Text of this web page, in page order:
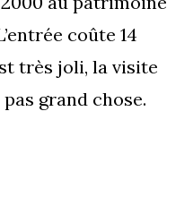
coûte 14
très joli, la visite
grand chose.